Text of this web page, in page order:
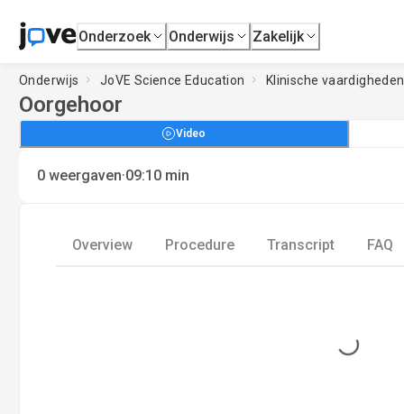
Onderzoek Onderwijs Zakelijk
Onderwijs JoVE Science Education Klinische vaardigheden
Oorgehoor
Video
0 weergaven·09:10 min
Overview Procedure Transcript FAQ
Loading...